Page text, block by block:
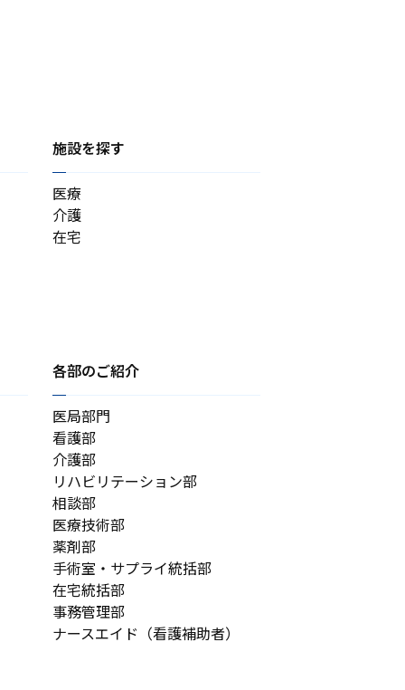
施設を探す
医療
介護
在宅
各部のご紹介
医局部門
看護部
介護部
リハビリテーション部
相談部
医療技術部
薬剤部
手術室・サプライ統括部
在宅統括部
事務管理部
ナースエイド（看護補助者）